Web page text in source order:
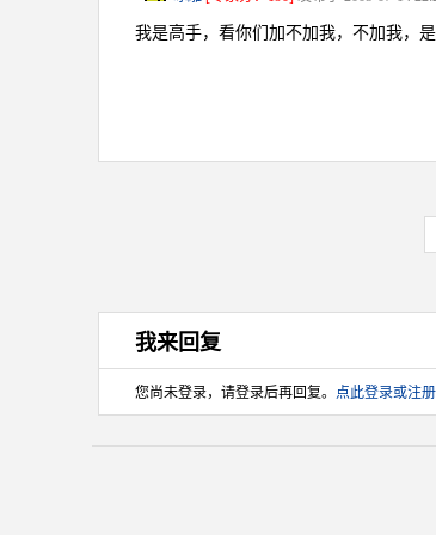
我是高手，看你们加不加我，不加我，
我来回复
您尚未登录，请登录后再回复。 点此登录或注册